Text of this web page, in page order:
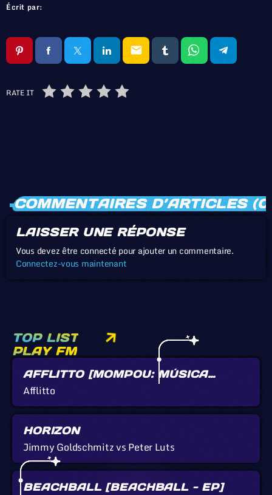
Écrit par:
email
RATE IT
COMMENTAIRES D’ARTICLES
LAISSER UNE RÉPONSE
Vous devez être connecté pour ajouter un commentaire.
Connectez-vous maintenant
TOP LIST
PLAY FM
AFFLITTO [MOMPOU: MÚSICA
CALLADA]
Afflitto
HORIZON
Jimmy Goldschmitz vs Peter Luts
BEACHBALL [BEACHBALL - EP]